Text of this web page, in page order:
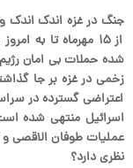
جنگ در غزه اندک اندک
از ۱۵ مهرماه تا به
زخمی در غزه بر جا
اعتراضی گسترده در
اسرائیل منتهی شده
عملیات طوفان الاقصی
نظری دارد؟